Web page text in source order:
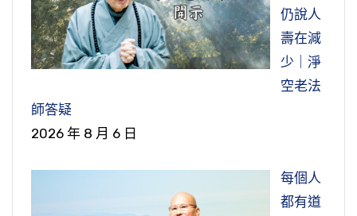
仍說人
壽在減
少｜淨
空老法
師答疑
2026 年 8 月 6 日
每個人
都有道